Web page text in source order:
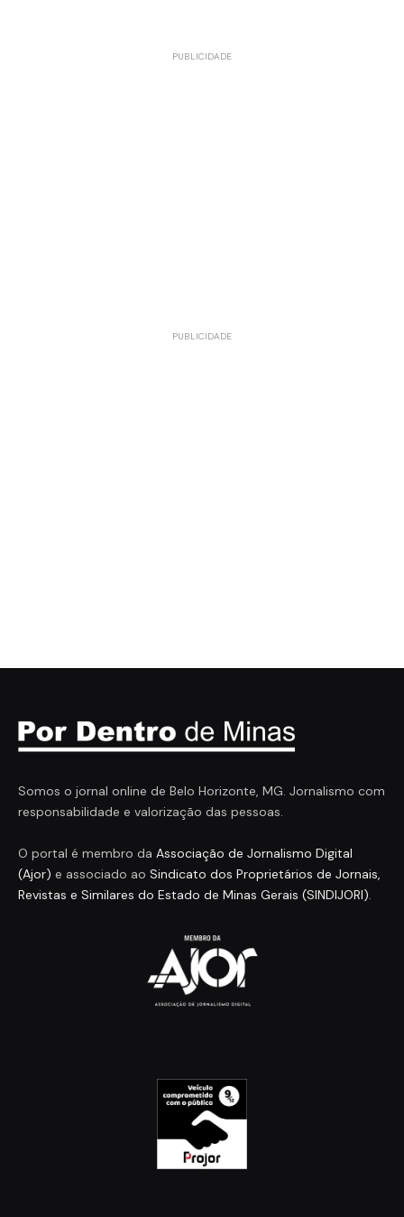
Somos o jornal online de Belo Horizonte, MG. Jornalismo com
responsabilidade e valorização das pessoas.
O portal é membro da Associação de Jornalismo Digital
(Ajor) e associado ao Sindicato dos Proprietários de Jornais,
Revistas e Similares do Estado de Minas Gerais (SINDIJORI).